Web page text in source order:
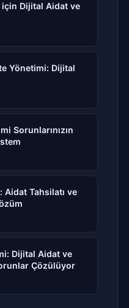
için Dijital Aidat ve
Yönetimi: Dijital
Sorunlarınızın
Aidat Tahsilatı ve
Dijital Aidat ve
Çözülüyor